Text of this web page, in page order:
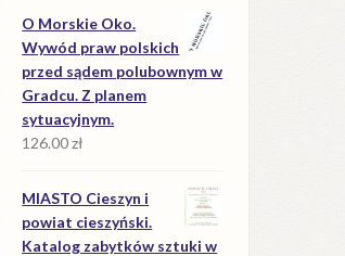
O Morskie Oko.
Wywód praw polskich
przed sądem polubownym w
Gradcu. Z planem
sytuacyjnym.
126.00zł
MIASTO Cieszyn i
powiat cieszyński.
Katalog zabytków sztuki w